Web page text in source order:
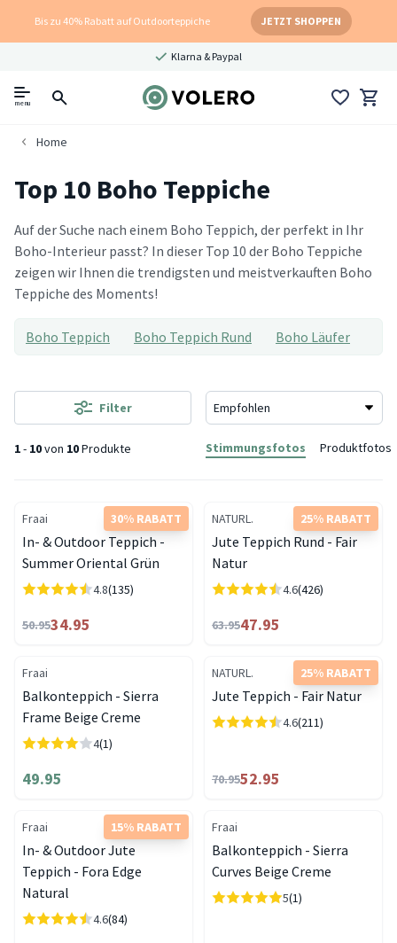
Bis zu 40% Rabatt auf Outdoorteppiche JETZT SHOPPEN
Klarna & Paypal
menu
Home
Top 10 Boho Teppiche
Auf der Suche nach einem Boho Teppich, der perfekt in Ihr
Boho-Interieur passt? In dieser Top 10 der Boho Teppiche
zeigen wir Ihnen die trendigsten und meistverkauften Boho
Teppiche des Moments!
Boho Teppich Boho Teppich Rund Boho Läufer
1- 10von 10Produkte
Filter
Stimmungsfotos Produktfotos
30% RABATT
Fraai
In- & Outdoor Teppich -
Summer Oriental Grün
4.8(135)
50.9534.95
25% RABATT
NATURL.
Jute Teppich Rund - Fair
Natur
4.6(426)
63.9547.95
Fraai
Balkonteppich - Sierra
Frame Beige Creme
4(1)
49.95
25% RABATT
NATURL.
Jute Teppich - Fair Natur
4.6(211)
70.9552.95
15% RABATT
Fraai
In- & Outdoor Jute
Teppich - Fora Edge
Natural
4.6(84)
Fraai
Balkonteppich - Sierra
Curves Beige Creme
5(1)